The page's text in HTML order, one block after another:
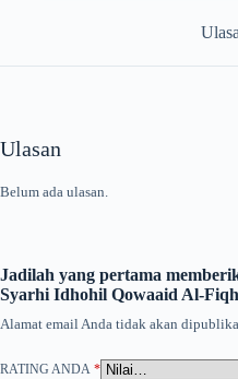
Ulasan
Belum ada ulasan.
Jadilah yang pertama
Syarhi Idhohil Qowaaid Al-
Alamat email Anda tidak akan
RATING ANDA *